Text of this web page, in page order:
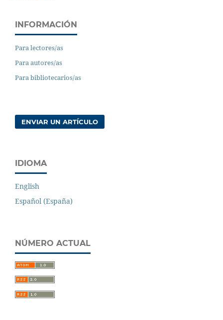
INFORMACIÓN
Para lectores/as
Para autores/as
Para bibliotecarios/as
ENVIAR UN ARTÍCULO
IDIOMA
English
Español (España)
NÚMERO ACTUAL